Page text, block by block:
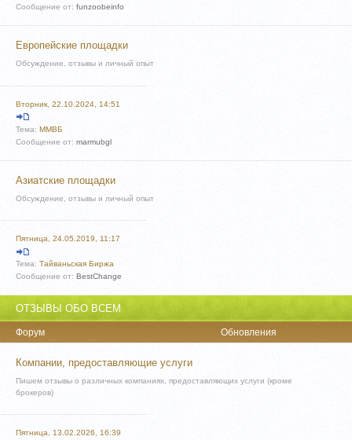
Сообщение от:funzoobeinfo
Европейские площадки
Обсуждение, отзывы и личный опыт
Вторник, 22.10.2024, 14:51
Тема:ММВБ
Сообщение от:marmubgl
Азиатские площадки
Обсуждение, отзывы и личный опыт
Пятница, 24.05.2019, 11:17
Тема:Тайваньская Биржа
Сообщение от:BestChange
ОТЗЫВЫ ОБО ВСЕМ
Форум Обновления
Компании, предоставляющие услуги
Пишем отзывы о различных компаниях, предоставляющих услуги (кроме
брокеров)
Пятница, 13.02.2026, 16:39